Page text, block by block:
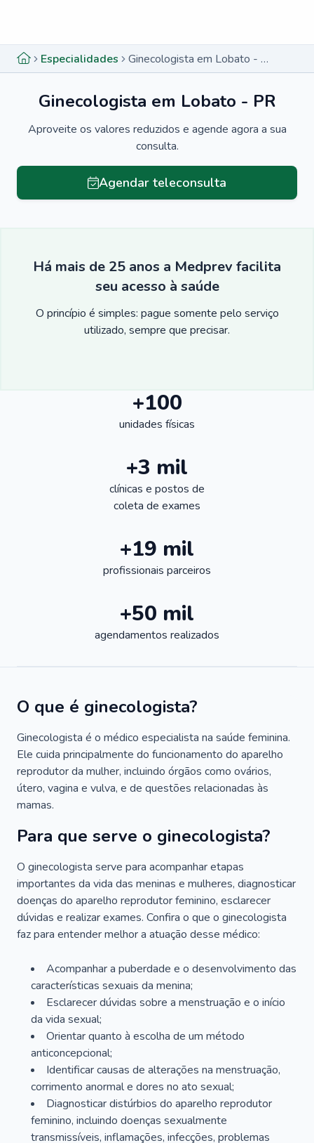
Especialidades Ginecologista em Lobato - PR
Ginecologista em Lobato - PR
Aproveite os valores reduzidos e agende agora a sua
consulta.
Agendar teleconsulta
Há mais de 25 anos a Medprev facilita
seu acesso à saúde
O princípio é simples: pague somente pelo serviço
utilizado, sempre que precisar.
+100
unidades físicas
+3 mil
clínicas e postos de
coleta de exames
+19 mil
profissionais parceiros
+50 mil
agendamentos realizados
O que é ginecologista?
Ginecologista é o médico especialista na saúde feminina.
Ele cuida principalmente do funcionamento do aparelho
reprodutor da mulher, incluindo órgãos como ovários,
útero, vagina e vulva, e de questões relacionadas às
mamas.
Para que serve o ginecologista?
O ginecologista serve para acompanhar etapas
importantes da vida das meninas e mulheres, diagnosticar
doenças do aparelho reprodutor feminino, esclarecer
dúvidas e realizar exames. Confira o que o ginecologista
faz para entender melhor a atuação desse médico:
Acompanhar a puberdade e o desenvolvimento das
características sexuais da menina;
Esclarecer dúvidas sobre a menstruação e o início
da vida sexual;
Orientar quanto à escolha de um método
anticoncepcional;
Identificar causas de alterações na menstruação,
corrimento anormal e dores no ato sexual;
Diagnosticar distúrbios do aparelho reprodutor
feminino, incluindo doenças sexualmente
transmissíveis, inflamações, infecções, problemas